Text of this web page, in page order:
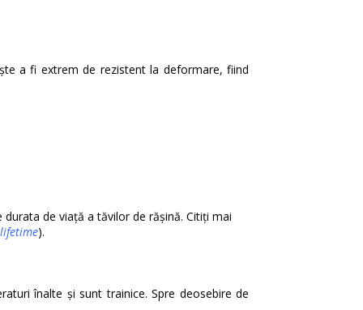
a fi extrem de rezistent la deformare, fiind
durata de viață a tăvilor de rășină. Citiți mai
).
înalte și sunt trainice. Spre deosebire de